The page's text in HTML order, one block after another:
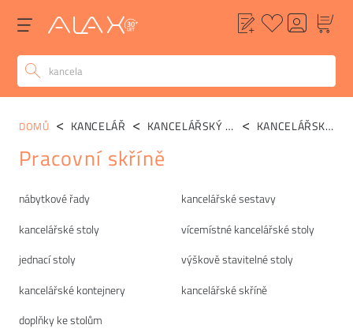
Kategorie
nábytkové řady
kancelářské sestavy
kancelářské stoly
vícemístné kancelářské stoly
jednací stoly
výškově stavitelné stoly
kancelářské kontejnery
kancelářské skříně
doplňky ke stolům
DOMŮ KANCELÁŘ KANCELÁŘSKÝ NÁBYTEK KANCELÁŘSKÉ SKŘÍNĚ
Pracovní skříně